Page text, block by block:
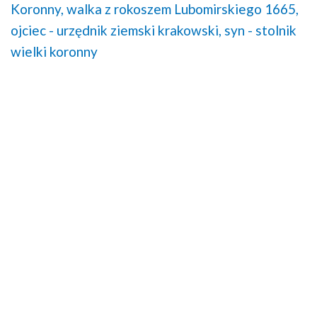
Koronny, walka z rokoszem Lubomirskiego 1665,
ojciec - urzędnik ziemski krakowski, syn - stolnik
wielki koronny